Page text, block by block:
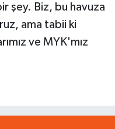
şey. Biz, bu havuza
ama tabii ki
ve MYK'mız